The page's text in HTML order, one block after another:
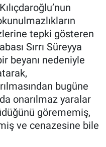
tepki gösteren
Sırrı Süreyya
beyanı nedeniyle
bugüne
onarılmaz yaralar
görememiş,
ve cenazesine bile